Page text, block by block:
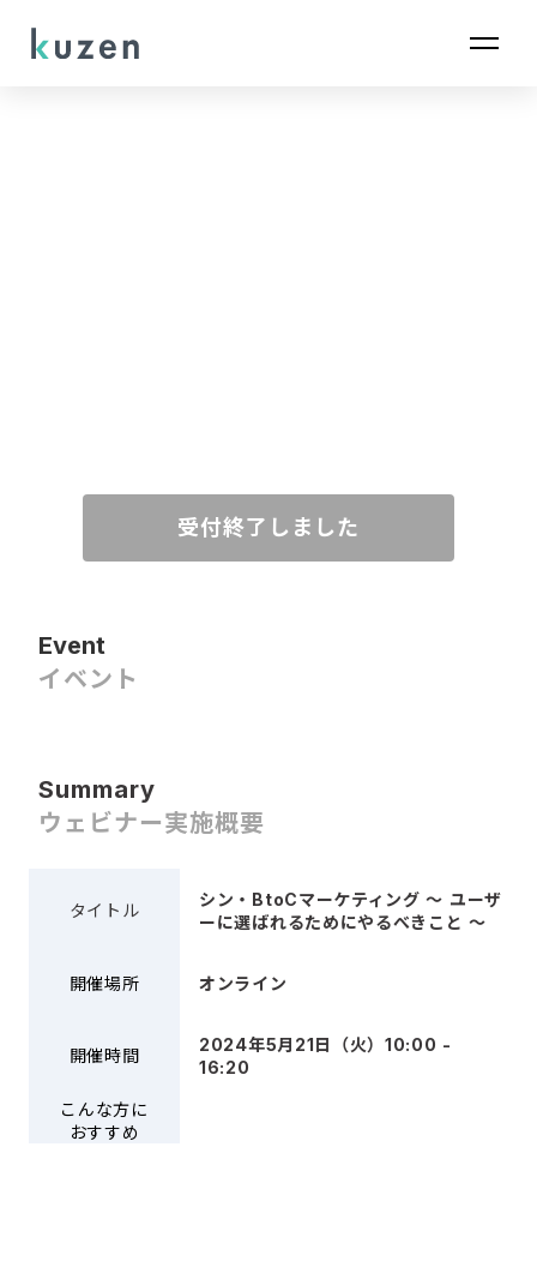
受付終了しました
Event
イベント
Summary
ウェビナー実施概要
タイトル
シン・BtoCマーケティング 〜 ユーザ
ーに選ばれるためにやるべきこと 〜
開催場所 オンライン
開催時間
2024年5月21日（火）10:00 -
16:20
こんな方に
おすすめ